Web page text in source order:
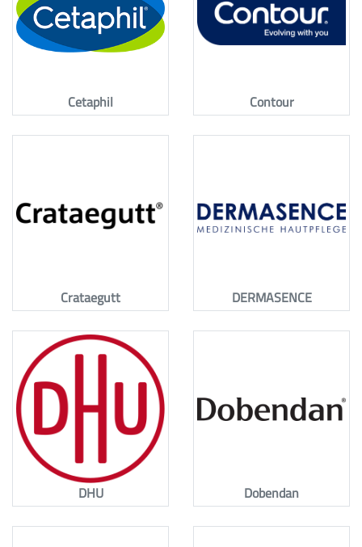
Cetaphil Contour
Crataegutt DERMASENCE
DHU Dobendan